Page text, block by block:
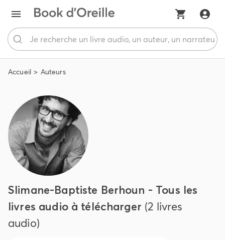
Accueil Auteurs
Slimane-Baptiste Berhoun - Tous les
livres audio à télécharger (2 livres
audio)